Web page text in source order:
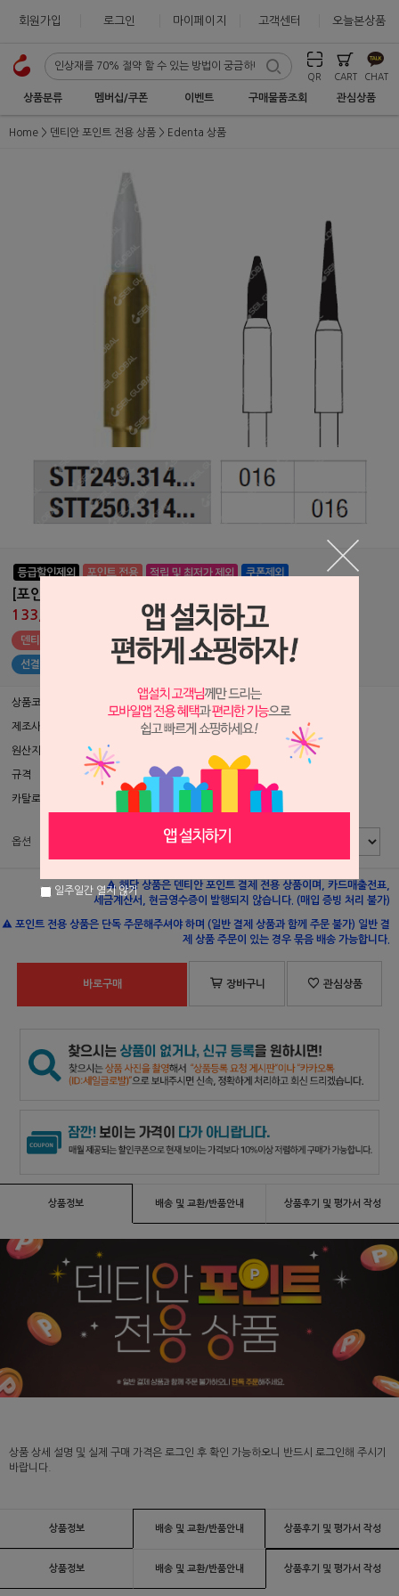
회원가입 로그인 마이페이지 고객센터 오늘본상품
QR CART CHAT
상품분류 멤버십/쿠폰 이벤트 구매물품조회 관심상품
Home 덴티안 포인트 전용 상품 Edenta 상품
[포인트 전용 상품] 소프트 티슈 트리머 (외과수술용)
133,000원
덴티안 포인트 전용 상품 (나의 포인트 : 원)
선결제 상품 구매하기
상품코드 P0506103
제조사 Edenta ▶
원산지
규격
카탈로그 페이지 502p
옵션
해당 상품은 덴티안 포인트 결제 전용 상품이며, 카드매출전표,
세금계산서, 현금영수증이 발행되지 않습니다. (매입 증빙 처리 불가)
포인트 전용 상품은 단독 주문해주셔야 하며 (일반 결제 상품과 함께 주문 불가) 일반 결
제 상품 주문이 있는 경우 묶음 배송 가능합니다.
바로구매 장바구니 관심상품
상품정보 배송 및 교환/반품안내 상품후기 및 평가서 작성
상품 상세 설명 및 실제 구매 가격은 로그인 후 확인 가능하오니 반드시 로그인해 주시기
바랍니다.
상품정보 배송 및 교환/반품안내 상품후기 및 평가서 작성
상품정보 배송 및 교환/반품안내 상품후기 및 평가서 작성
일주일간 열지 않기